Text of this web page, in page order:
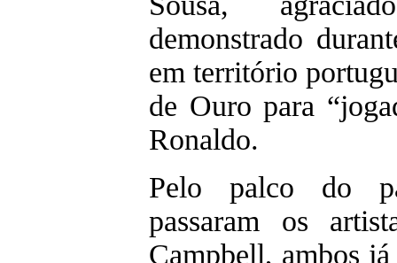
demonstrado
em território
de Ouro para
Ronaldo.
Pelo palco do
passaram os
Campbell, ambos